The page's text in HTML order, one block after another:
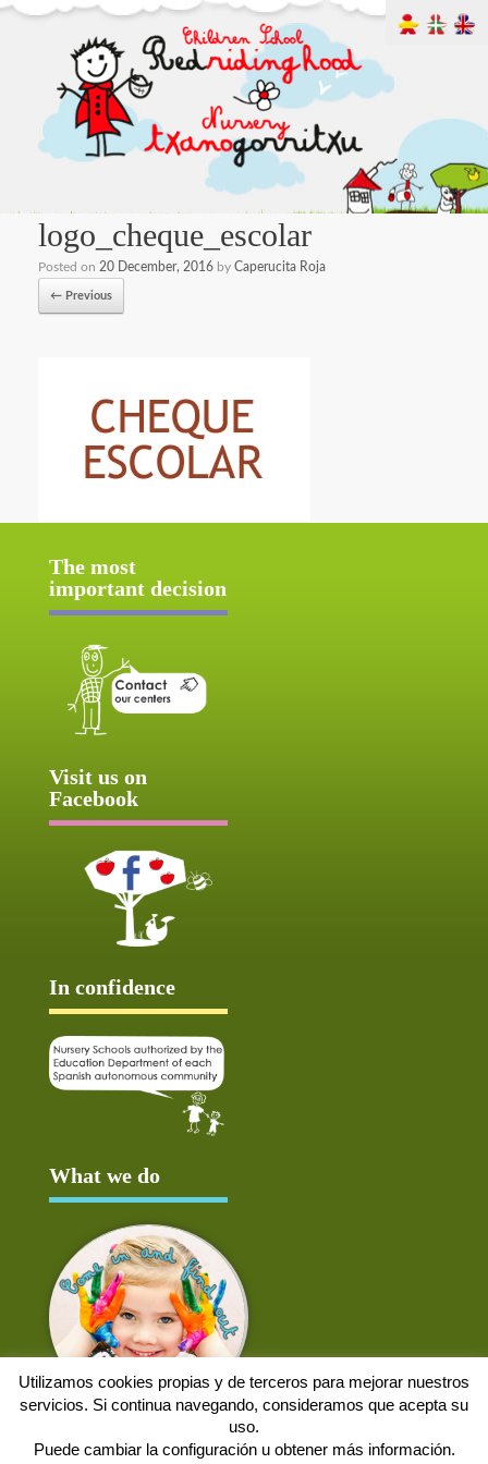
logo_cheque_escolar
Posted on 20 December, 2016 by Caperucita Roja
← Previous
The most
important decision
Visit us on
Facebook
In confidence
What we do
Utilizamos cookies propias y de terceros para mejorar nuestros
servicios. Si continua navegando, consideramos que acepta su
uso.
Puede cambiar la configuración u obtener más información.
Aviso Legal Política de cookies Protección de datos Solicitud de baja